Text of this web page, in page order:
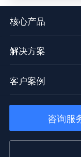
台技术发展迈向
核心产品
解决方案
客户案例
咨询服